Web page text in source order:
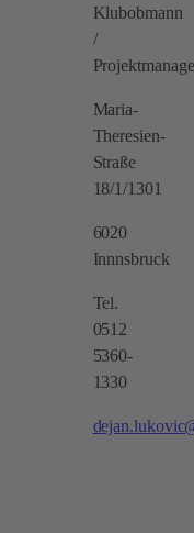
Klubobmann
/
Maria-
Theresien-
Straße
18/1/1301
6020
Innnsbruck
Tel.
0512
5360-
1330